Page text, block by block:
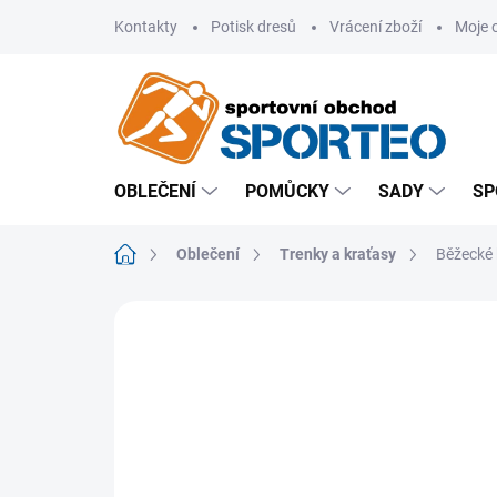
Kontakty Potisk dresů Vrácení zboží Moje
OBLEČENÍ POMŮCKY SADY
Domů Oblečení Trenky a kraťasy